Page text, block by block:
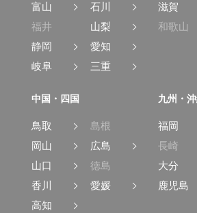
富山
石川
福井
山梨
静岡
愛知
岐阜
三重
滋賀
和歌山
中国・四国
鳥取
島根
岡山
広島
山口
徳島
香川
愛媛
高知
九州・
福岡
長崎
大分
鹿児島